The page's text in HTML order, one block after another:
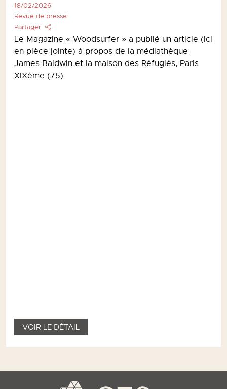
18/02/2026
Revue de presse
Partager
Le Magazine « Woodsurfer » a publié un article (ici
en pièce jointe) à propos de la médiathèque
James Baldwin et la maison des Réfugiés, Paris
XIXème (75)
VOIR LE DÉTAIL